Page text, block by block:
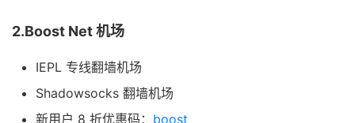
2.Boost Net 机场
IEPL 专线翻墙机场
Shadowsocks 翻墙机场
新用户 8 折优惠码： boost